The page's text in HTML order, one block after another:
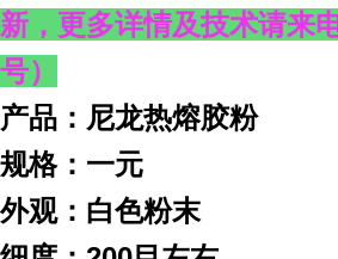
新，更多详情及技术请来
号）
产品：尼龙热熔胶粉
规格：一元
外观：白色粉末